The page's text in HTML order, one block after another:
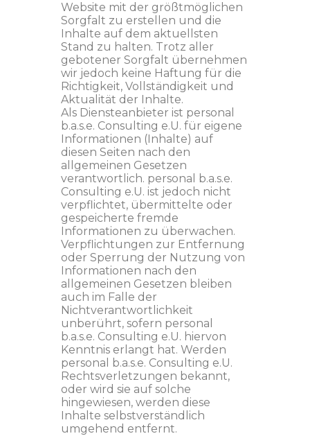
Website mit der größtmöglichen
Sorgfalt zu erstellen und die
Inhalte auf dem aktuellsten
Stand zu halten. Trotz aller
gebotener Sorgfalt übernehmen
wir jedoch keine Haftung für die
Richtigkeit, Vollständigkeit und
Aktualität der Inhalte.
Als Diensteanbieter ist personal
b.a.s.e. Consulting e.U. für eigene
Informationen (Inhalte) auf
diesen Seiten nach den
allgemeinen Gesetzen
verantwortlich. personal b.a.s.e.
Consulting e.U. ist jedoch nicht
verpflichtet, übermittelte oder
gespeicherte fremde
Informationen zu überwachen.
Verpflichtungen zur Entfernung
oder Sperrung der Nutzung von
Informationen nach den
allgemeinen Gesetzen bleiben
auch im Falle der
Nichtverantwortlichkeit
unberührt, sofern personal
b.a.s.e. Consulting e.U. hiervon
Kenntnis erlangt hat. Werden
personal b.a.s.e. Consulting e.U.
Rechtsverletzungen bekannt,
oder wird sie auf solche
hingewiesen, werden diese
Inhalte selbstverständlich
umgehend entfernt.